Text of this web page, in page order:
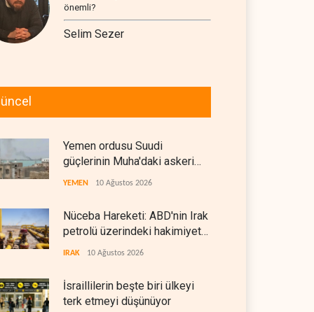
önemli?
Selim Sezer
Yemen ordusu Suudi
güçlerinin Muha'daki askeri
depolarını vurdu
YEMEN 10 Ağustos 2026
Nüceba Hareketi: ABD'nin Irak
petrolü üzerindeki hakimiyeti
bitmeli
IRAK 10 Ağustos 2026
İsraillilerin beşte biri ülkeyi
terk etmeyi düşünüyor